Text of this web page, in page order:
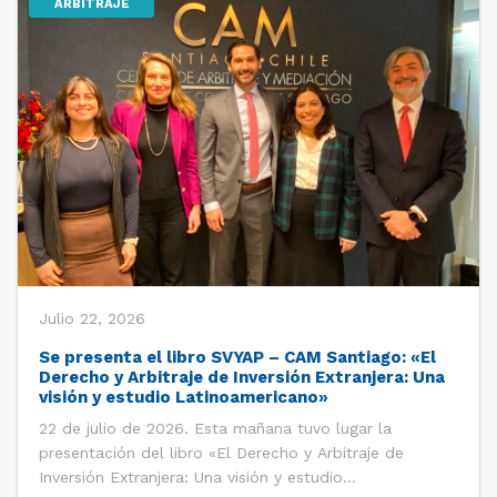
ARBITRAJE
Julio 22, 2026
Se presenta el libro SVYAP – CAM Santiago: «El
Derecho y Arbitraje de Inversión Extranjera: Una
visión y estudio Latinoamericano»
22 de julio de 2026. Esta mañana tuvo lugar la
presentación del libro «El Derecho y Arbitraje de
Inversión Extranjera: Una visión y estudio